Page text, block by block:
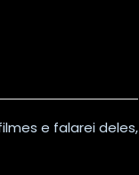
e falarei deles,